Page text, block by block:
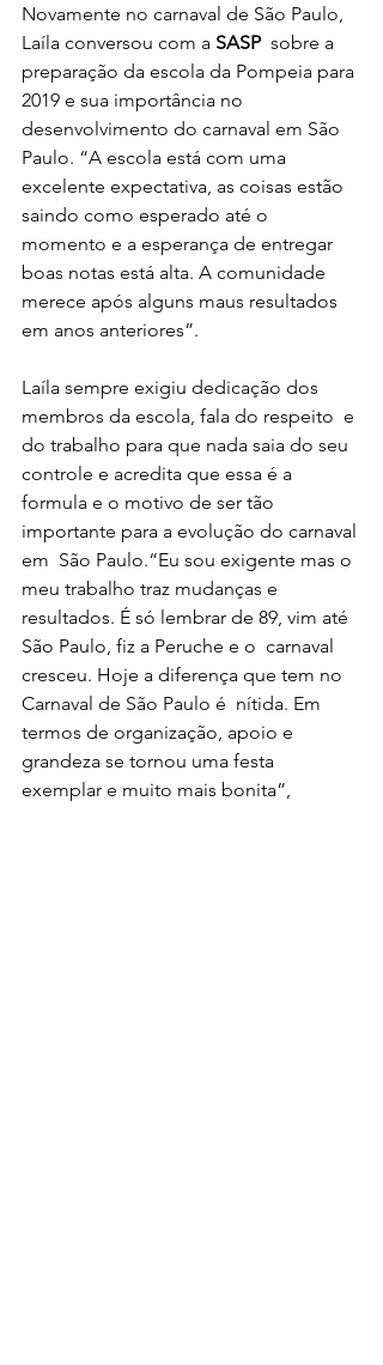
Novamente no carnaval de São Paulo,
Laíla conversou com a SASP
  sobre a
preparação da escola da Pompeia para
2019 e sua importância no
desenvolvimento do carnaval em São
Paulo. “A escola está com uma
excelente expectativa, as coisas estão
saindo como esperado até o
momento e a esperança de entregar
boas notas está alta. A comunidade
merece após alguns maus resultados
em anos anteriores”.
Laíla sempre exigiu dedicação dos
membros da escola, fala do respeito  e
do trabalho para que nada saia do seu
controle e acredita que essa é a
formula e o motivo de ser tão
importante para a evolução do carnaval
em  São Paulo.“Eu sou exigente mas o
meu trabalho traz mudanças e
resultados. É só lembrar de 89, vim até
São Paulo, fiz a Peruche e o  carnaval
cresceu. Hoje a diferença que tem no
Carnaval de São Paulo é  nítida. Em
termos de organização, apoio e
grandeza se tornou uma festa
exemplar e muito mais bonita”,